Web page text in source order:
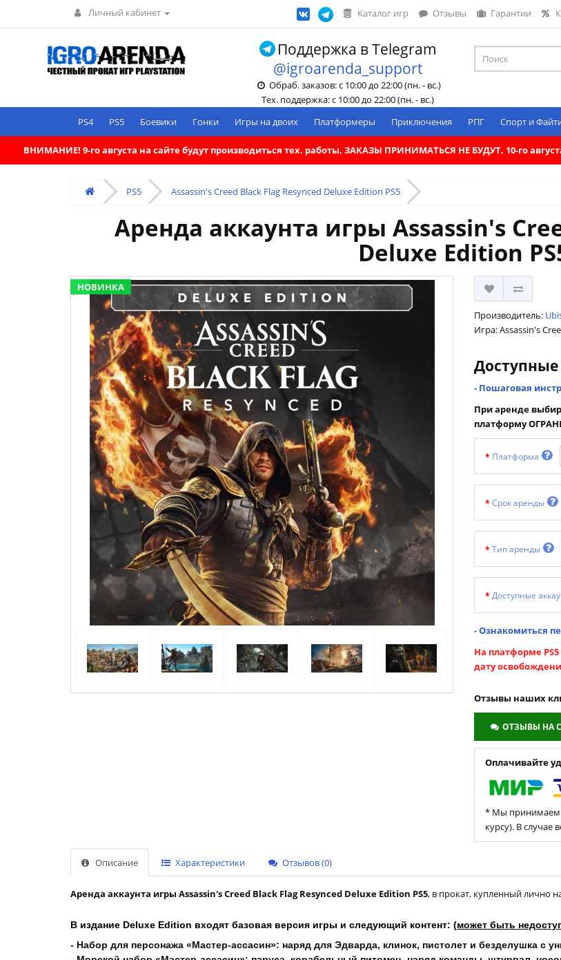
Личный кабинет Каталог игр Отзывы Гарантии
Поддержка в Telegram
@igroarenda_support
Обраб. заказов: с 10:00 до 22:00 (пн. - вс.)
Тех. поддержка: с 10:00 до 22:00 (пн. - вс.)
PS4 PS5 Боевики Гонки Игры на двоих Платформеры Приключения РПГ Спорт и
ВНИМАНИЕ! 9-го августа на сайте будут производиться тех. работы, ЗАКАЗЫ ПРИНИМАТЬСЯ НЕ БУДУТ, 10-го
PS5 Assassin's Creed Black Flag Resynced Deluxe Edition PS5
Аренда аккаунта игры Assassin's
Deluxe Edition
НОВИНКА
Производитель:
Игра: Assassin's
- Пошаговая
При аренде
платформу
Платформа
Срок аренды
Тип аренды
Доступные
- Ознакомиться
На платформе PS5
дату
Отзывы наших
ОТЗЫВЫ НА
Оплачивайте
* Мы принимаем
курсу). В случае
Описание Характеристики Отзывов (0)
Аренда аккаунта игры Assassin's Creed Black Flag Resynced Deluxe Edition PS5, в прокат, купленный лично
В издание Deluxe Edition входят базовая версия игры и следующий контент: (может быть
- Набор для персонажа «Мастер-ассасин»: наряд для Эдварда, клинок, пистолет и безделушка с